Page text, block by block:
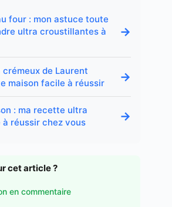
four : mon astuce toute
ultra croustillantes à
→
de Laurent
maison facile à réussir
→
: ma recette ultra
réussir chez vous
→
cet article ?
en commentaire